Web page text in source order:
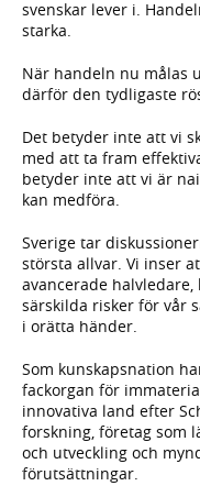
svenskar lever i.
starka.
När handeln nu målas
därför den tydligaste
Det betyder inte att vi
med att ta fram
betyder inte att vi är
kan medföra.
Sverige tar
största allvar. Vi inser
avancerade
särskilda risker för vår
i orätta händer.
Som kunskapsnation
fackorgan för
innovativa land efter
forskning, företag som
och utveckling och
förutsättningar.